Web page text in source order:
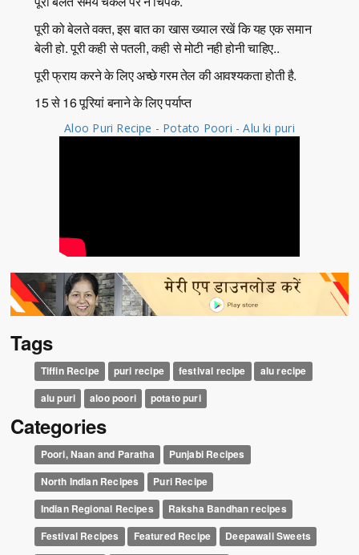
पूरी को बेलते वक्त, इस बात का खास ख्याल रखें कि यह एक समान
बेली हो. पूरी कही से पतली, कही से मोटी नही होनी चाहिए..
पूरी फ्राय करने के लिए अच्छे गरम तेल की आवश्यकता होती है.
15 से 16 पूरियां बनाने के लिए पर्याप्त
Aloo Puri Recipe - Potato Poori - Alu ki puri
Tags
Tiffin Recipe puri recipe festival recipe
alu recipe
alu puri
aloo poori potato puri
Categories
Poori, Naan and Paratha
Punjabi Recipes
North Indian Recipes
Puri Recipe
Indian Regional Recipes
Raksha Bandhan recipes
Festival Recipes
Featured Recipe
Deepawali Sweets